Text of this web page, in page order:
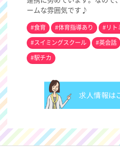
ームな雰囲気です♪
#食育 #体育指導あり
#リト
#スイミングスクール
#英会話
#駅チカ